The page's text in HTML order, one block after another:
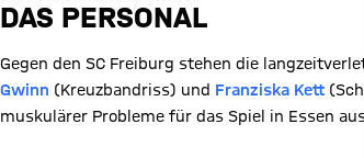
DAS PERSONAL
Gegen den SC Freiburg stehen die
Gwinn (Kreuzbandriss) und Franziska Kett
muskulärer Probleme für das Spiel in Essen